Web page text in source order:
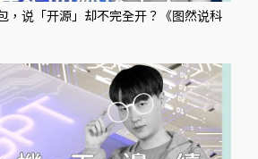
，说「开源」却不完全开？《图然说科